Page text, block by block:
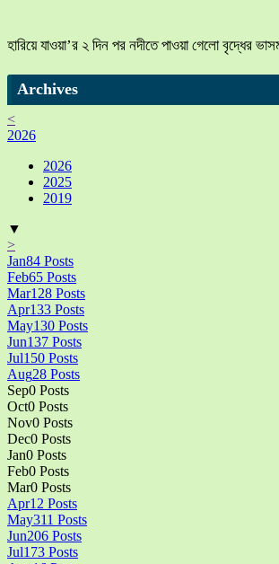
হারিয়ে যাওয়া’র ২ দিন পর নদীতে পাওয়া গেলো বৃদ্ধের
Archives
<
2026
2026
2025
2019
▼
>
Jan84 Posts
Feb65 Posts
Mar128 Posts
Apr133 Posts
May130 Posts
Jun137 Posts
Jul150 Posts
Aug28 Posts
Sep0 Posts
Oct0 Posts
Nov0 Posts
Dec0 Posts
Jan0 Posts
Feb0 Posts
Mar0 Posts
Apr12 Posts
May311 Posts
Jun206 Posts
Jul173 Posts